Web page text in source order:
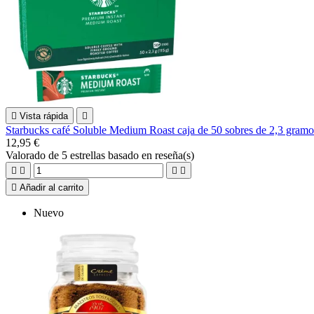
 Vista rápida 
Starbucks café Soluble Medium Roast caja de 50 sobres de 2,3
12,95 €
Valorado de 5 estrellas basado en reseña(s)
   
 Añadir al carrito
Nuevo